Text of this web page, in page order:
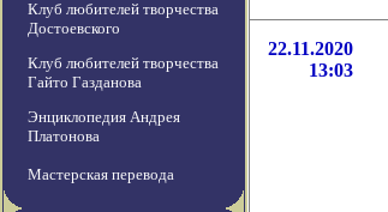
Клуб любителей творчества
Достоевского
Клуб любителей творчества
Гайто Газданова
Энциклопедия Андрея
Платонова
Мастерская перевода
22.11.2020
13:03